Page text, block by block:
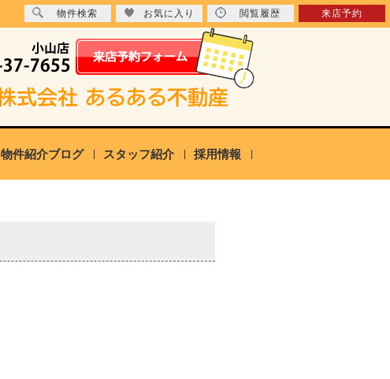
物件検索 お気に入り 閲覧履歴 来店予約
物件紹介ブログ スタッフ紹介 採用情報